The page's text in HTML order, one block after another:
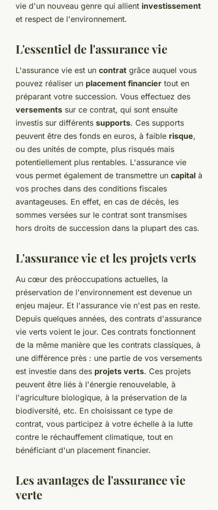
vie d'un nouveau genre qui allient investissement
et respect de l'environnement.
L'essentiel de l'assurance vie
L'assurance vie est un contrat grâce auquel vous
pouvez réaliser un placement financier tout en
préparant votre succession. Vous effectuez des
versements sur ce contrat, qui sont ensuite
investis sur différents supports. Ces supports
peuvent être des fonds en euros, à faible risque,
ou des unités de compte, plus risqués mais
potentiellement plus rentables. L'assurance vie
vous permet également de transmettre un capital à
vos proches dans des conditions fiscales
avantageuses. En effet, en cas de décès, les
sommes versées sur le contrat sont transmises
hors droits de succession dans la plupart des cas.
L'assurance vie et les projets verts
Au cœur des préoccupations actuelles, la
préservation de l'environnement est devenue un
enjeu majeur. Et l'assurance vie n'est pas en reste.
Depuis quelques années, des contrats d'assurance
vie verts voient le jour. Ces contrats fonctionnent
de la même manière que les contrats classiques, à
une différence près : une partie de vos versements
est investie dans des projets verts. Ces projets
peuvent être liés à l'énergie renouvelable, à
l'agriculture biologique, à la préservation de la
biodiversité, etc. En choisissant ce type de
contrat, vous participez à votre échelle à la lutte
contre le réchauffement climatique, tout en
bénéficiant d'un placement financier.
Les avantages de l'assurance vie
verte